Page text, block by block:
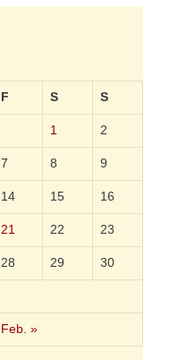
F S S
Feb. »
1 2
7 8 9
14 15 16
21 22 23
28 29 30